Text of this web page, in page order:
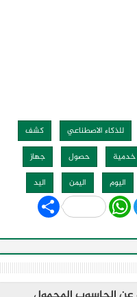
للذكاء الاصطناعي
كشف
خدمية حصول
جهاز
اليوم اليمن اليد
Share